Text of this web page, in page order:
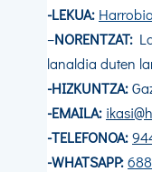
-LEKUA:
–NORENTZAT:
lanaldia duten
-HIZKUNTZA:
-EMAILA:
-TELEFONOA:
-WHATSAPP: